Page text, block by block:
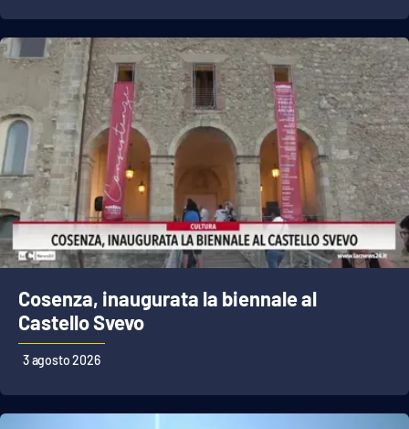
Cosenza, inaugurata la biennale al
Castello Svevo
3 agosto 2026